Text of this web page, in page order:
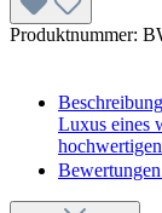
Produktnummer:
Beschreibung
Luxus eines
Bewertungen